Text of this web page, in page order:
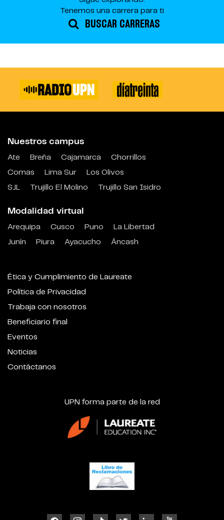
Tenemos una carrera para ti
BUSCAR CARRERAS
Nuestros campus
Ate Breña Cajamarca
Chorrillos
Comas
Lima Sur
Los Olivos
SJL
Trujillo El Molino Trujillo San Isidro
Modalidad virtual
Arequipa Cusco Puno
La Libertad
Junín
Piura Ayacucho Áncash
Ética y Cumplimiento de Laureate
Política de Privacidad
Trabaja con nosotros
Beneficiario final
Eventos
Noticias
Contáctanos
UPN forma parte de la red